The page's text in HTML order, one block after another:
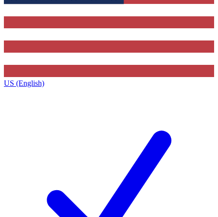
US (English)